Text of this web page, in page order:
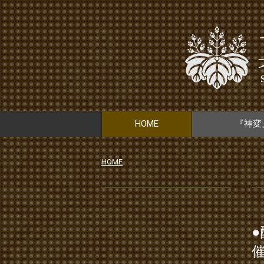
HOME 『神
HOME
●